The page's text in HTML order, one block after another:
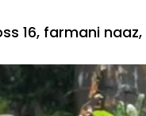
16, farmani naaz,